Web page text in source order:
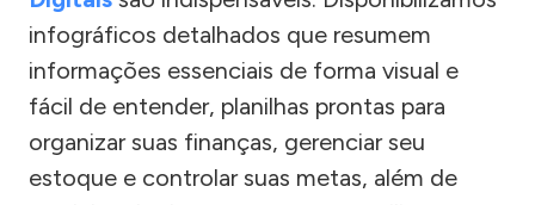
infográficos detalhados que resumem
informações essenciais de forma visual e
fácil de entender, planilhas prontas para
organizar suas finanças, gerenciar seu
estoque e controlar suas metas, além de